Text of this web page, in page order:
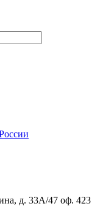
д. 33А/47 оф. 423